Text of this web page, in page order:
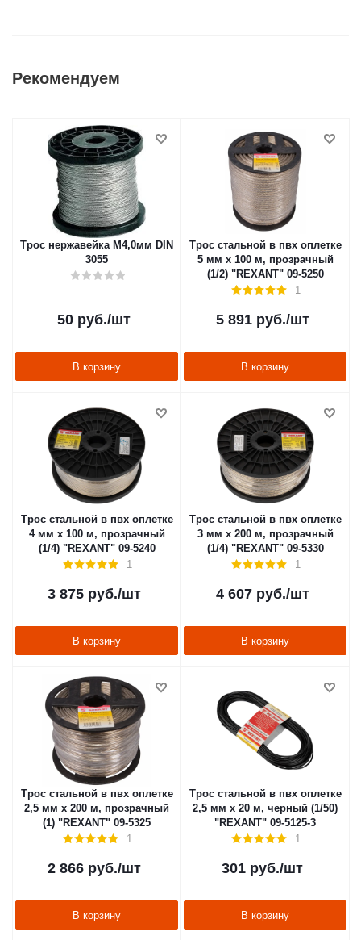
Рекомендуем
Трос нержавейка М4,0мм DIN
3055
50 руб./шт
В корзину
Трос стальной в пвх оплетке
5 мм х 100 м, прозрачный
(1/2) "REXANT" 09-5250
1
5 891руб./шт
В корзину
Трос стальной в пвх оплетке
4 мм х 100 м, прозрачный
(1/4) "REXANT" 09-5240
1
3 875руб./шт
В корзину
Трос стальной в пвх оплетке
3 мм х 200 м, прозрачный
(1/4) "REXANT" 09-5330
1
4 607руб./шт
В корзину
Трос стальной в пвх оплетке
2,5 мм х 200 м, прозрачный
(1) "REXANT" 09-5325
1
2 866руб./шт
В корзину
Трос стальной в пвх оплетке
2,5 мм х 20 м, черный (1/50)
"REXANT" 09-5125-3
1
301 руб./шт
В корзину